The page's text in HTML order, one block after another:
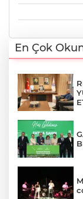
En Çok